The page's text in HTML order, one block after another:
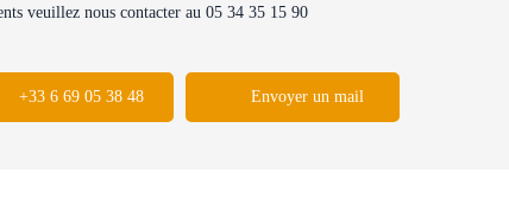
veuillez nous contacter au 05 34 35 15 90
+33 6 69 05 38 48 Envoyer un mail